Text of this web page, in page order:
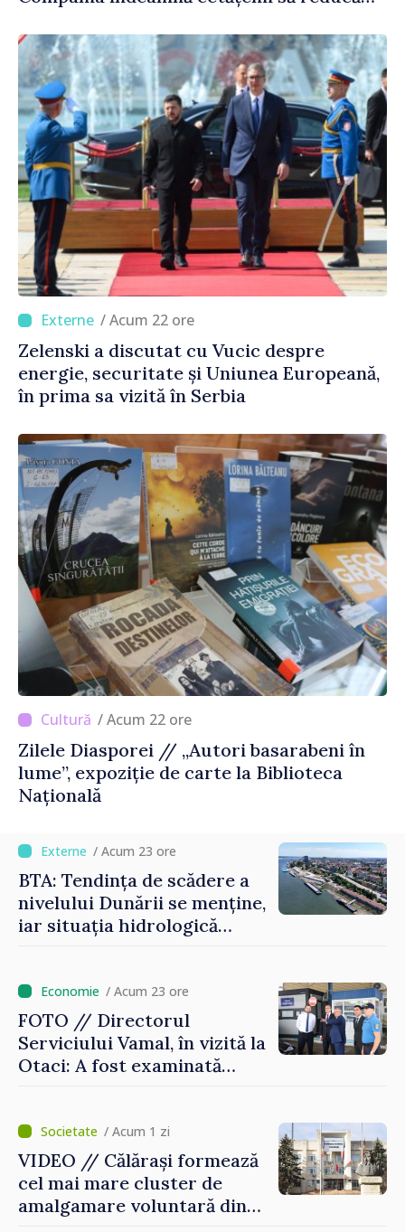
/ Acum 22 ore
Zelenski a discutat cu Vucic despre
energie, securitate și Uniunea Europeană,
în prima sa vizită în Serbia
/ Acum 22 ore
Zilele Diasporei // „Autori basarabeni în
lume”, expoziție de carte la Biblioteca
Națională
/ Acum 23 ore
BTA: Tendința de scădere a
nivelului Dunării se menține,
iar situația hidrologică
/ Acum 23 ore
FOTO // Directorul
Serviciului Vamal, în vizită la
Otaci: A fost examinată
performant/ Acum 1 zi
VIDEO // Călărași formează
cel mai mare cluster de
amalgamare voluntară din